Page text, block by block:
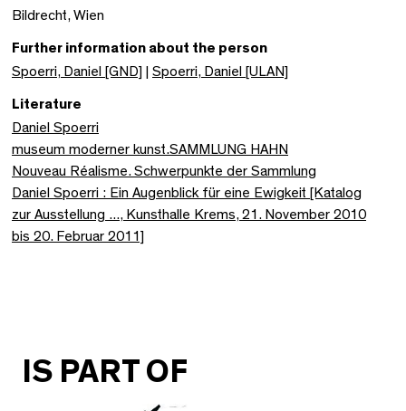
Bildrecht, Wien
Further information about the person
Spoerri, Daniel [GND]
Spoerri, Daniel [ULAN]
Literature
Daniel Spoerri
museum moderner kunst.SAMMLUNG HAHN
Nouveau Réalisme. Schwerpunkte der Sammlung
Daniel Spoerri : Ein Augenblick für eine Ewigkeit [Katalog
zur Ausstellung ..., Kunsthalle Krems, 21. November 2010
bis 20. Februar 2011]
IS PART OF